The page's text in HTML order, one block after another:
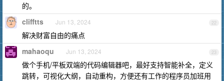
的。
22
clifftts Jun 13, 2024
解决财富自由的痛点
23
mahaoqu Jun 13, 2024
做个手机/平板双端的代码编辑器吧，最好支持智能补全，定义
跳转，可视化大纲，自动重构，方便还有工作的程序员加班用